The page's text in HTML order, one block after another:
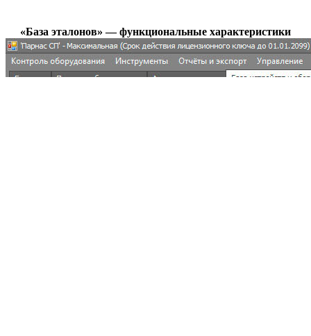
«База эталонов» — функциональные характеристики